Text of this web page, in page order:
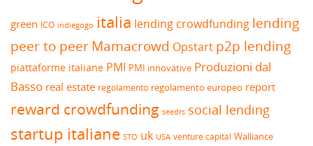
green ICO indiegogo italia lending crowdfunding lending
peer to peerMamacrowd Opstart p2p lending
piattaforme italiane PMI PMI innovative Produzioni dal
Basso real estate regolamento regolamento europeo report
reward crowdfunding seedrs social lending
startup italiane STO uk USA venture capital Walliance